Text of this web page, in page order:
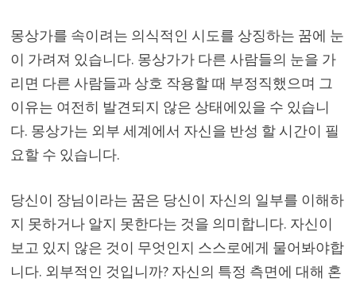
몽상가를 속이려는 의식적인 시도를 상징하는 꿈에 눈
이 가려져 있습니다. 몽상가가 다른 사람들의 눈을 가
리면 다른 사람들과 상호 작용할 때 부정직했으며 그
이유는 여전히 발견되지 않은 상태에있을 수 있습니
다. 몽상가는 외부 세계에서 자신을 반성 할 시간이 필
요할 수 있습니다.
당신이 장님이라는 꿈은 당신이 자신의 일부를 이해하
지 못하거나 알지 못한다는 것을 의미합니다. 자신이
보고 있지 않은 것이 무엇인지 스스로에게 물어봐야합
니다. 외부적인 것입니까? 자신의 특정 측면에 대해 혼